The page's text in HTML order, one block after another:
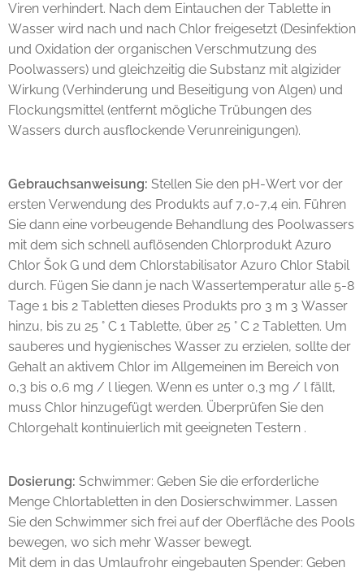
Viren verhindert. Nach dem Eintauchen der Tablette in
Wasser wird nach und nach Chlor freigesetzt (Desinfektion
und Oxidation der organischen Verschmutzung des
Poolwassers) und gleichzeitig die Substanz mit algizider
Wirkung (Verhinderung und Beseitigung von Algen) und
Flockungsmittel (entfernt mögliche Trübungen des
Wassers durch ausflockende Verunreinigungen).
Gebrauchsanweisung: Stellen Sie den pH-Wert vor der
ersten Verwendung des Produkts auf 7,0-7,4 ein. Führen
Sie dann eine vorbeugende Behandlung des Poolwassers
mit dem sich schnell auflösenden Chlorprodukt Azuro
Chlor Šok G und dem Chlorstabilisator Azuro Chlor Stabil
durch. Fügen Sie dann je nach Wassertemperatur alle 5-8
Tage 1 bis 2 Tabletten dieses Produkts pro 3 m 3 Wasser
hinzu, bis zu 25 ° C 1 Tablette, über 25 ° C 2 Tabletten. Um
sauberes und hygienisches Wasser zu erzielen, sollte der
Gehalt an aktivem Chlor im Allgemeinen im Bereich von
0,3 bis 0,6 mg / l liegen. Wenn es unter 0,3 mg / l fällt,
muss Chlor hinzugefügt werden. Überprüfen Sie den
Chlorgehalt kontinuierlich mit geeigneten Testern .
Dosierung: Schwimmer: Geben Sie die erforderliche
Menge Chlortabletten in den Dosierschwimmer. Lassen
Sie den Schwimmer sich frei auf der Oberfläche des Pools
bewegen, wo sich mehr Wasser bewegt.
Mit dem in das Umlaufrohr eingebauten Spender: Geben